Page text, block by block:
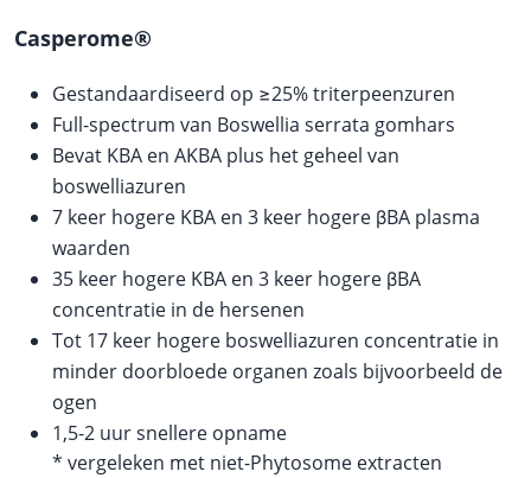
Casperome®
Gestandaardiseerd op ≥25% triterpeenzuren
Full-spectrum van Boswellia serrata gomhars
Bevat KBA en AKBA plus het geheel van
boswelliazuren
7 keer hogere KBA en 3 keer hogere βBA plasma
waarden
35 keer hogere KBA en 3 keer hogere βBA
concentratie in de hersenen
Tot 17 keer hogere boswelliazuren concentratie in
minder doorbloede organen zoals bijvoorbeeld de
ogen
1,5-2 uur snellere opname
* vergeleken met niet-Phytosome extracten